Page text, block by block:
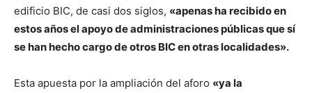
edificio BIC, de casi dos siglos, «apenas ha recibido en
estos años el apoyo de administraciones públicas que sí
se han hecho cargo de otros BIC en otras localidades».
Esta apuesta por la ampliación del aforo «ya la